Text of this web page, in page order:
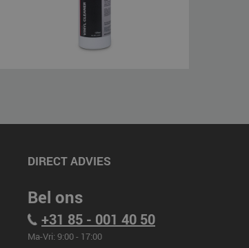
DIRECT ADVIES
Bel ons
+31 85 - 001 40 50
Ma-Vri: 9:00 - 17:00